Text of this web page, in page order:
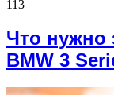
113
Что нужно
BMW 3